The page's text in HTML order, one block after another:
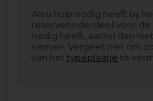
Als u hulp nodig heeft bij
reserveonderdeel voor de
nodig heeft, aarzel dan
nemen. Vergeet niet om
van hettypeplaatje te